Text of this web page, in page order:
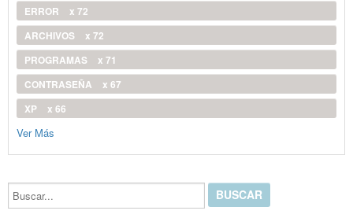
ERROR
x 72
ARCHIVOS
x 72
PROGRAMAS
x 71
CONTRASEÑA
x 67
XP
x 66
Ver Más
Buscar...